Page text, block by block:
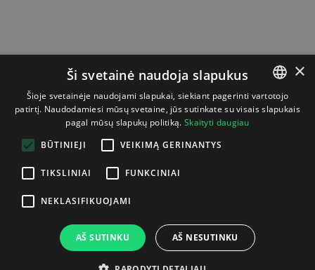
LITHUANIAN
×
Ši svetainė naudoja slapukus
Šioje svetainėje naudojami slapukai, siekiant pagerinti vartotojo
patirtį. Naudodamiesi mūsų svetaine, jūs sutinkate su visais slapukais
pagal mūsų slapukų politiką. Skaityti daugiau
BŪTINIEJI
VEIKIMĄ GERINANTYS
TIKSLINIAI FUNKCINIAI
NEKLASIFIKUOJAMI
AŠ SUTINKU AŠ NESUTINKU